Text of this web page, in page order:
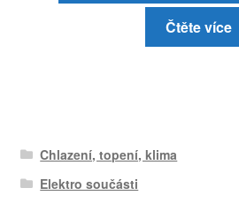
Čtěte více
Chlazení, topení, klima
Elektro součásti